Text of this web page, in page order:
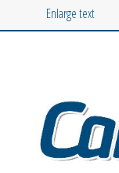
Enlarge text